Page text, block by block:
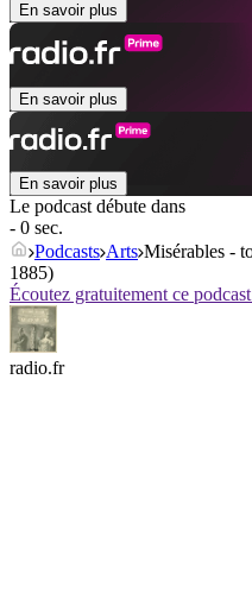
En savoir plus
En savoir plus
En savoir plus
Le podcast débute dans
- 0 sec.
Podcasts Arts Misérables -
1885)
Écoutez gratuitement ce
radio.fr